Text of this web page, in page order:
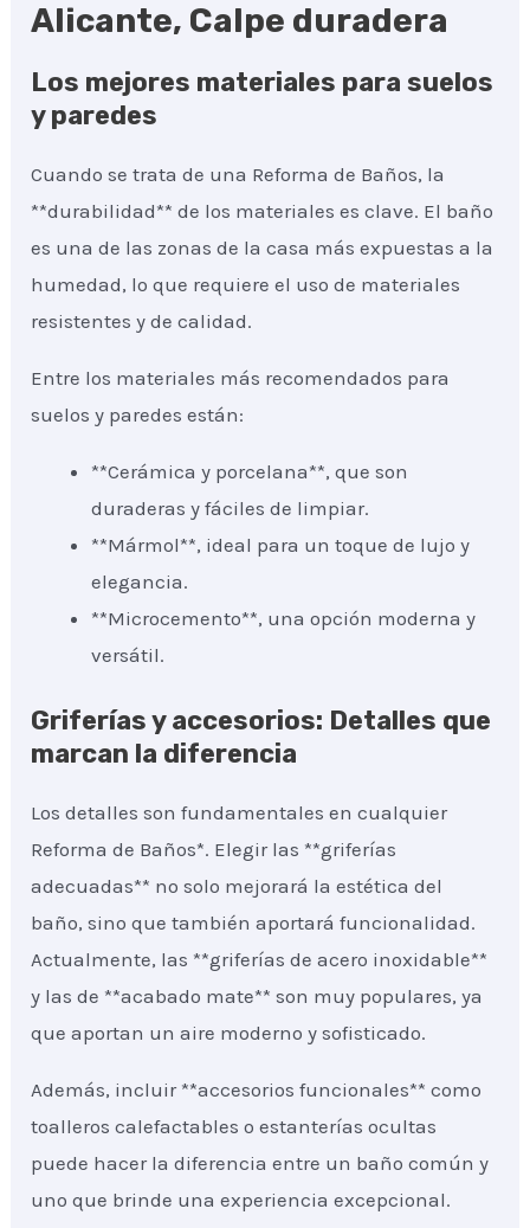
Alicante, Calpe duradera
Los mejores materiales para suelos
y paredes
Cuando se trata de una Reforma de Baños, la
**durabilidad** de los materiales es clave. El baño
es una de las zonas de la casa más expuestas a la
humedad, lo que requiere el uso de materiales
resistentes y de calidad.
Entre los materiales más recomendados para
suelos y paredes están:
**Cerámica y porcelana**, que son
duraderas y fáciles de limpiar.
**Mármol**, ideal para un toque de lujo y
elegancia.
**Microcemento**, una opción moderna y
versátil.
Griferías y accesorios: Detalles que
marcan la diferencia
Los detalles son fundamentales en cualquier
Reforma de Baños*. Elegir las **griferías
adecuadas** no solo mejorará la estética del
baño, sino que también aportará funcionalidad.
Actualmente, las **griferías de acero inoxidable**
y las de **acabado mate** son muy populares, ya
que aportan un aire moderno y sofisticado.
Además, incluir **accesorios funcionales** como
toalleros calefactables o estanterías ocultas
puede hacer la diferencia entre un baño común y
uno que brinde una experiencia excepcional.